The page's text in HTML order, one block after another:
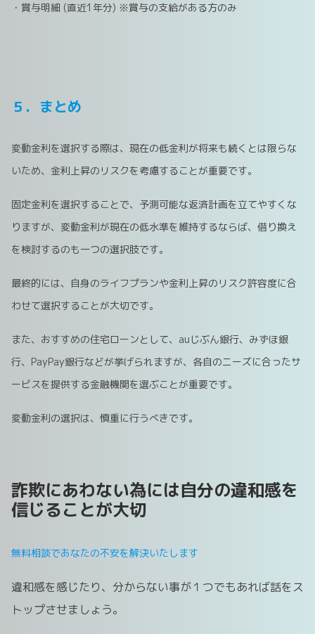
・賞与明細 (直近1年分) ※賞与の支給がある方のみ
５．まとめ
変動金利を選択する際は、現在の低金利が将来も続くとは限らな
いため、金利上昇のリスクを考慮することが重要です。
固定金利を選択することで、予測可能な返済計画を立てやすくな
りますが、変動金利が現在の低水準を維持するならば、借り換え
を検討するのも一つの選択肢です。
最終的には、自身のライフプランや金利上昇のリスク許容度に合
わせて選択することが大切です。
また、おすすめの住宅ローンとして、auじぶん銀行、みずほ銀
行、PayPay銀行などが挙げられますが、各自のニーズに合ったサ
ービスを提供する金融機関を選ぶことが重要です。
変動金利の選択は、慎重に行うべきです。
詐欺にあわない為には自分の違和感を
信じることが大切
無料相談であなたの不安を解決いたします
違和感を感じたり、分からない事が１つでもあれば話をス
トップさせましょう。